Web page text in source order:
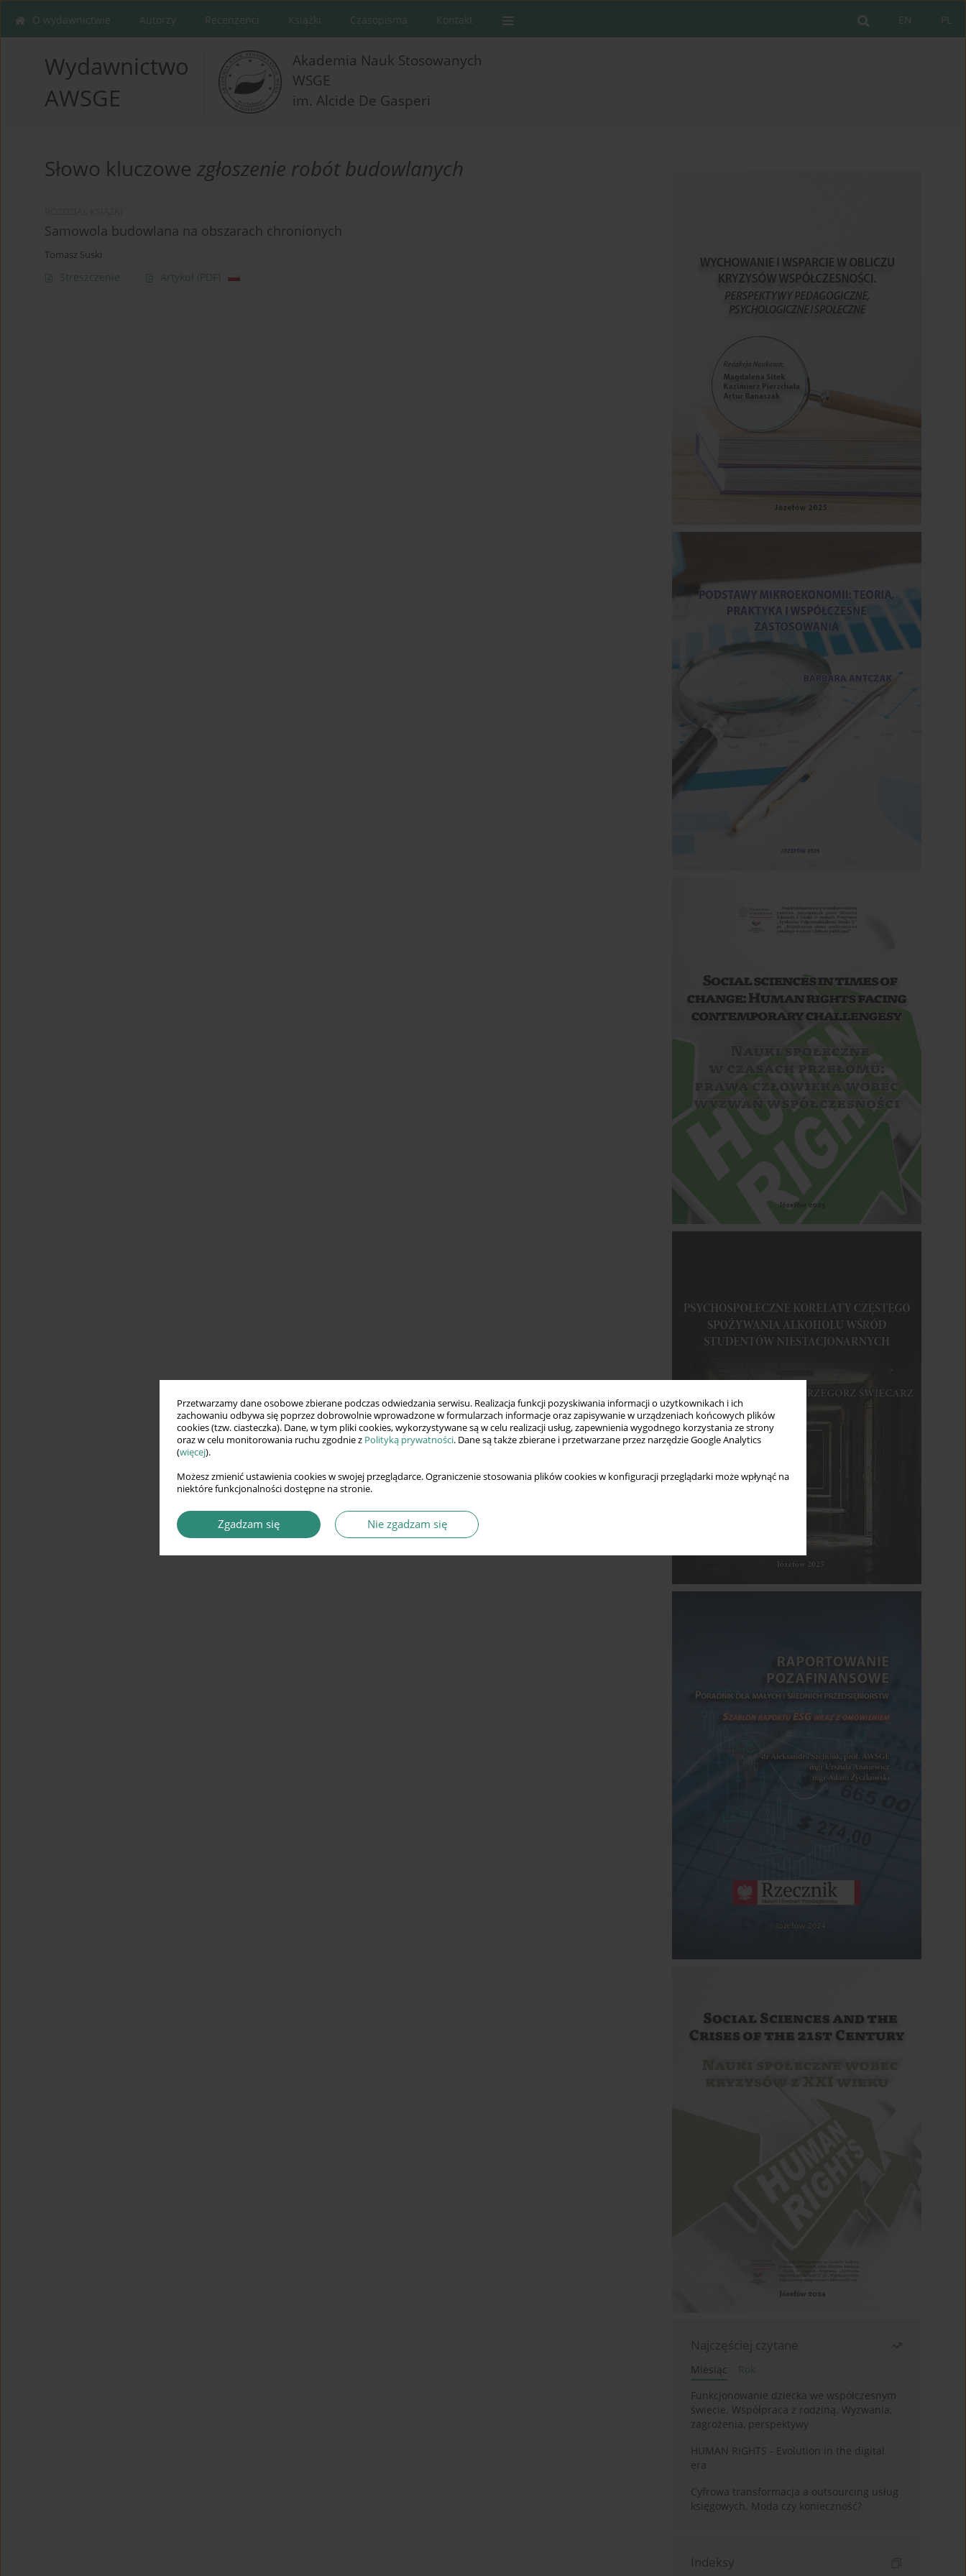
Przetwarzamy dane osobowe zbierane podczas odwiedzania serwisu. Realizacja funkcji pozyskiwania informacji o użytkownikach i ich
zachowaniu odbywa się poprzez dobrowolnie wprowadzone w formularzach informacje oraz zapisywanie w urządzeniach końcowych plików
cookies (tzw. ciasteczka). Dane, w tym pliki cookies, wykorzystywane są w celu realizacji usług, zapewnienia wygodnego korzystania ze strony
oraz w celu monitorowania ruchu zgodnie z Polityką prywatności. Dane są także zbierane i przetwarzane przez narzędzie Google Analytics
(więcej).
Możesz zmienić ustawienia cookies w swojej przeglądarce. Ograniczenie stosowania plików cookies w konfiguracji przeglądarki może wpłynąć na
niektóre funkcjonalności dostępne na stronie.
Zgadzam się Nie zgadzam się
PL
EN
O wydawnictwie Autorzy Recenzenci Książki Czasopisma Kontakt
Wydawnictwo
AWSGE
Akademia Nauk Stosowanych
WSGE
im. Alcide De Gasperi
Słowo kluczowe zgłoszenie robót budowlanych
Samowola budowlana na obszarach chronionych
Tomasz Suski
Streszczenie Artykuł (PDF)
Najczęściej czytane
Miesiąc
Rok
Funkcjonowanie dziecka we współczesnym
świecie. Współpraca z rodziną. Wyzwania,
zagrożenia, perspektywy
HUMAN RIGHTS - Evolution in the digital
era
Cyfrowa transformacja a outsourcing usług
księgowych. Moda czy konieczność?
Indeksy